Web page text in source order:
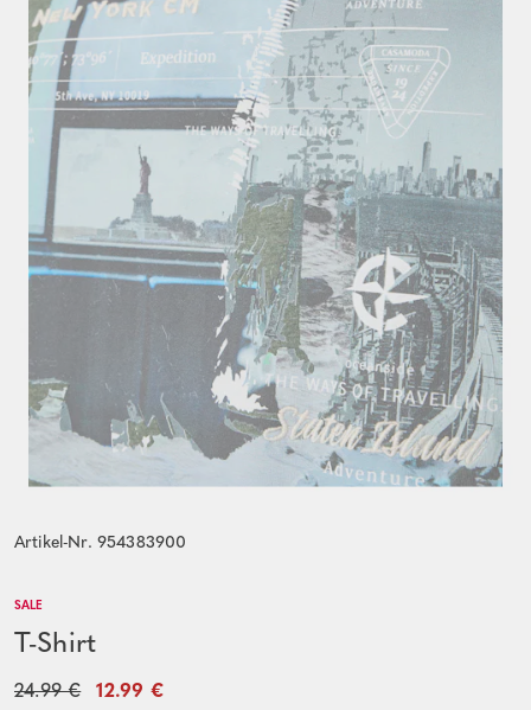
Artikel-Nr. 954383900
SALE
T-Shirt
24.99 € 12.99 €